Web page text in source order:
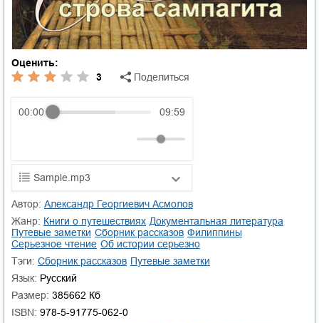
Оценить:
3
Поделиться
00:00 09:59
Sample.mp3
01.mp3 25:10
02.mp3 20:50
Автор:
Александр Георгиевич Асмолов
Жанр:
книги о путешествиях
документальная литература
путевые заметки
сборник рассказов
Филиппины
серьезное чтение
об истории серьезно
Тэги:
сборник рассказов
путевые заметки
Язык: Русский
Размер: 385662 Кб
ISBN: 978-5-91775-062-0